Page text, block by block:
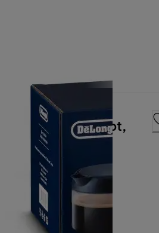
pot" recept,